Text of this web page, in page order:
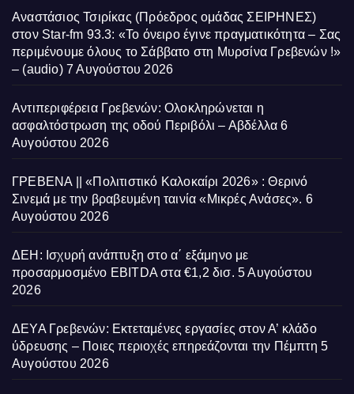
Αναστάσιος Τσιρίκας (Πρόεδρος ομάδας ΣΕΙΡΗΝΕΣ)
στον Star-fm 93.3: «Το όνειρο έγινε πραγματικότητα – Σας
περιμένουμε όλους το Σάββατο στη Μυρσίνα Γρεβενών !»
– (audio) 7 Αυγούστου 2026
Αντιπεριφέρεια Γρεβενών: Ολοκληρώνεται η
ασφαλτόστρωση της οδού Περιβόλι – Αβδέλλα 6
Αυγούστου 2026
ΓΡΕΒΕΝΑ || «Πολιτιστικό Καλοκαίρι 2026» : Θερινό
Σινεμά με την βραβευμένη ταινία «Μικρές Ανάσες». 6
Αυγούστου 2026
ΔΕΗ: Ισχυρή ανάπτυξη στο α΄ εξάμηνο με
προσαρμοσμένο EBITDA στα €1,2 δισ. 5 Αυγούστου
2026
ΔΕΥΑ Γρεβενών: Εκτεταμένες εργασίες στον Α’ κλάδο
ύδρευσης – Ποιες περιοχές επηρεάζονται την Πέμπτη 5
Αυγούστου 2026